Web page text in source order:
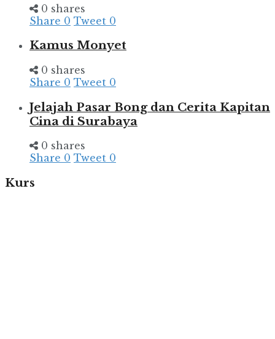
0 shares
Share 0 Tweet 0
Kamus Monyet
0 shares
Share 0 Tweet 0
Jelajah Pasar Bong dan Cerita Kapitan
Cina di Surabaya
0 shares
Share 0 Tweet 0
Kurs